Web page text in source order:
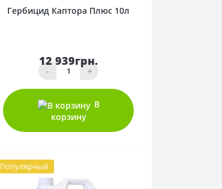
Гербицид Каптора Плюс 10л
12 939грн.
- +
В
корзину
Популярный